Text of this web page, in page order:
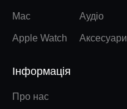
Mac
Apple Watch
Аудіо
Аксесуари
Інформація
Про нас